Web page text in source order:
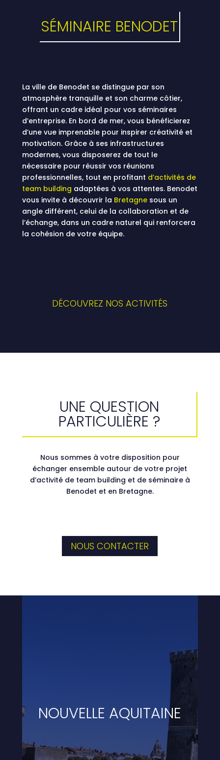
SÉMINAIRE BENODET
La ville de Benodet se distingue par son
atmosphère tranquille et son charme côtier,
offrant un cadre idéal pour vos séminaires
d’entreprise. En bord de mer, vous bénéficierez
d’une vue imprenable pour inspirer créativité et
motivation. Grâce à ses infrastructures
modernes, vous disposerez de tout le
nécessaire pour réussir vos réunions
professionnelles, tout en profitant d’activités de
team building adaptées à vos attentes. Benodet
vous invite à découvrir la Bretagnesous un
angle différent, celui de la collaboration et de
l’échange, dans un cadre naturel qui renforcera
la cohésion de votre équipe.
DÉCOUVREZ NOS ACTIVITÉS
UNE QUESTION
PARTICULIÈRE ?
Nous sommes à votre disposition pour
échanger ensemble autour de votre projet
d’activité de team building et de séminaire à
Benodet et en Bretagne.
NOUS CONTACTER
NOUVELLE AQUITAINE